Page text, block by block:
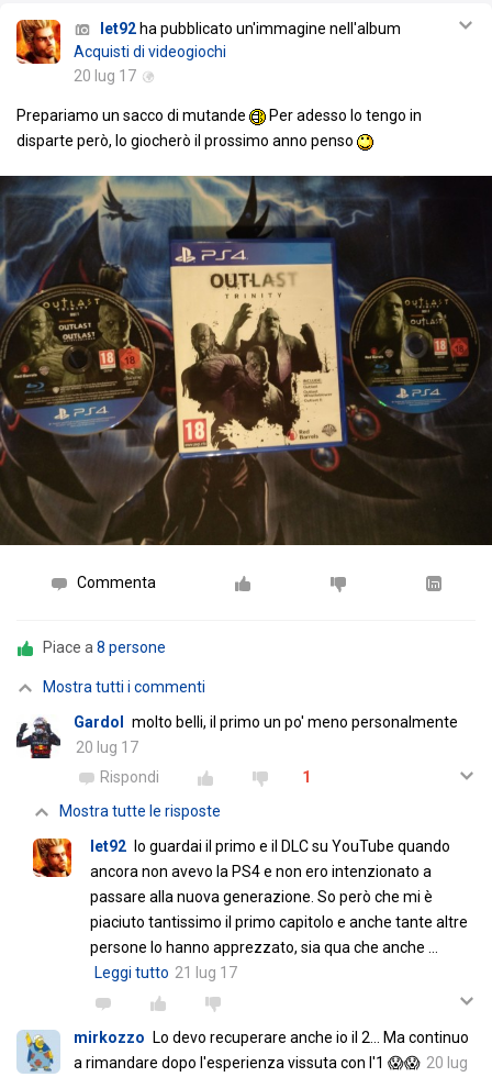
let92 ha pubblicato un'immagine nell'album
Acquisti di videogiochi
20 lug 17
Prepariamo un sacco di mutande
Per adesso lo tengo in
disparte però, lo giocherò il prossimo anno penso
Commenta
Piace a8 persone
Mostra tutti i commenti
Gardol
molto belli, il primo un po' meno personalmente
20 lug 17
Rispondi
1
Mostra tutte le risposte
let92
Io guardai il primo e il DLC su YouTube quando
ancora non avevo la PS4 e non ero intenzionato a
passare alla nuova generazione. So però che mi è
piaciuto tantissimo il primo capitolo e anche tante altre
persone lo hanno apprezzato, sia qua che anche …
Leggi tutto 21 lug 17
mirkozzo
Lo devo recuperare anche io il 2... Ma continuo
a rimandare dopo l'esperienza vissuta con l'1 😱😱 20 lug